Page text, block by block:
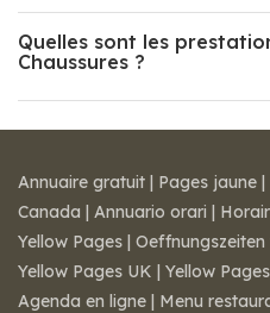
Quelles sont les
Chaussures ?
Annuaire gratuit | Pages jaune |
Canada | Annuario orari |
Yellow Pages | Oeffnungszeiten
Yellow Pages UK | Yellow
Agenda en ligne | Menu